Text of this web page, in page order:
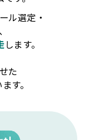
ル選定・
します。
た
す。